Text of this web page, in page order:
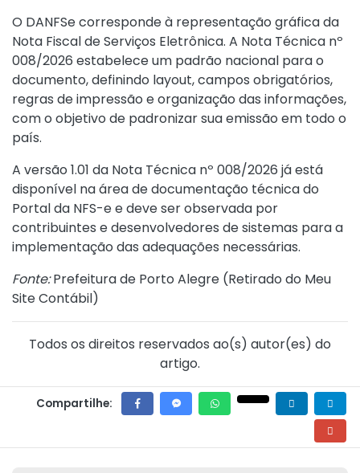
O DANFSe corresponde à representação gráfica da
Nota Fiscal de Serviços Eletrônica. A Nota Técnica nº
008/2026 estabelece um padrão nacional para o
documento, definindo layout, campos obrigatórios,
regras de impressão e organização das informações,
com o objetivo de padronizar sua emissão em todo o
país.
A versão 1.01 da Nota Técnica nº 008/2026 já está
disponível na área de documentação técnica do
Portal da NFS-e e deve ser observada por
contribuintes e desenvolvedores de sistemas para a
implementação das adequações necessárias.
Fonte:Prefeitura de Porto Alegre (Retirado do Meu
Site Contábil)
Todos os direitos reservados ao(s) autor(es) do
artigo.
Compartilhe: